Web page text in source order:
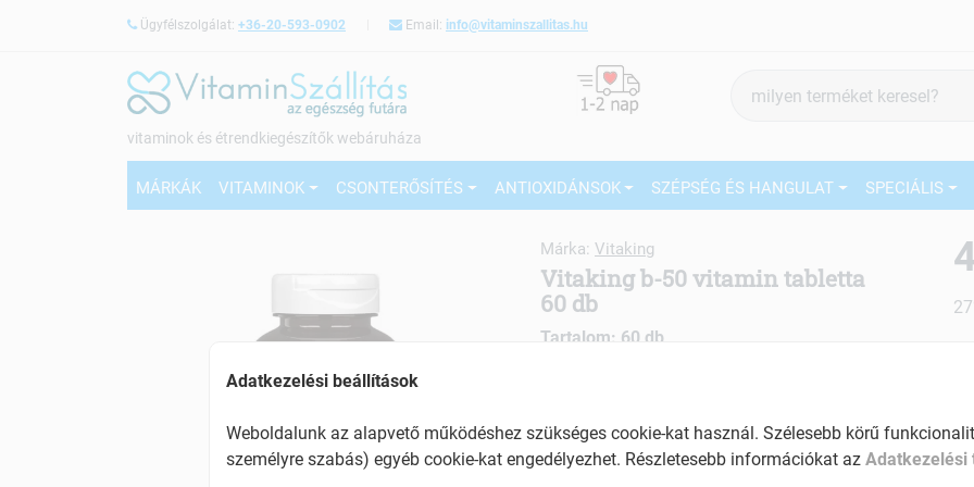
Ügyfélszolgálat: +36-20-593-0902 Email: info@vitaminszallitas.hu
vitaminok és étrendkiegészítők webáruháza
keresés
MÁRKÁK VITAMINOK CSONTERŐSÍTÉS ANTIOXIDÁNSOK SZÉPSÉG ÉS HANGULAT SPECIÁLIS
Márka: Vitaking
Vitaking b-50 vitamin tabletta
60 db
Tartalom: 60 db
a
Adatkezelési beállítások
Weboldalunk az alapvető működéshez szükséges cookie-kat használ. Szélesebb körű
személyre szabás) egyéb cookie-kat engedélyezhet. Részletesebb információkat az Adatkezelési